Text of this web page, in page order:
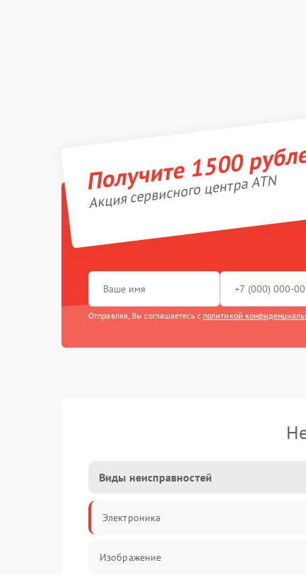
Получите 1500
Акция сервисного центра ATN
Отправляя, Вы соглашаетесь с политикой
Виды неисправностей
Электроника
Изображение